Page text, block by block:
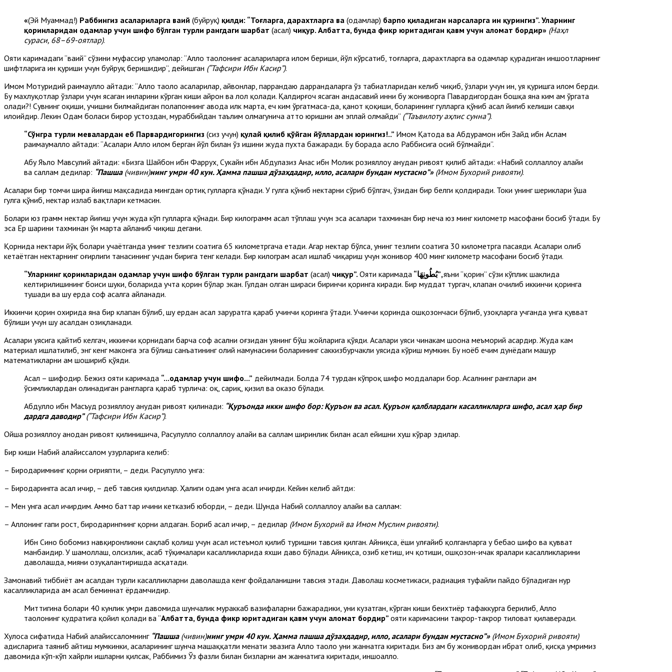
«(Эй Муҳаммад!) Раббингиз асалариларга ваҳий (буйруқ) қилди: “Тоғларга, дарахтларга ва (одамлар) барпо қиладиган нарсаларга ин қурингиз”. Уларнинг
қоринларидан одамлар учун шифо бўлган турли рангдаги шарбат (асал) чиқур. Албатта, бунда фикр юритадиган қавм учун аломат бордир» (Наҳл
сураси, 68–69-оятлар).
Ояти каримадаги “ваҳий” сўзини муфассир уламолар: “Аллоҳ таолонинг асалариларга илҳом бериши, йўл кўрсатиб, тоғларга, дарахтларга ва одамлар қурадиган иншоотларнинг
шифтларига ин қуриши учун буйруқ беришидир”, дейишган (“Тафсири Ибн Касир”).
Имом Мотуридий раҳимаҳуллоҳ айтади: “Аллоҳ таоло асаларилар, ҳайвонлар, паррандаю даррандаларга ўз табиатларидан келиб чиқиб, ўзлари учун ин, уя қуришга илҳом берди.
Бу махлуқотлар ўзлари учун ясаган инларини кўрган киши ҳайрон ва лол қолади. Қалдирғоч ясаган ҳандасавий инни бу жониворга Павардигордан бошқа яна ким ҳам ўргата
олади?! Сувнинг оқиши, учишни билмайдиган полапоннинг ҳавода илк марта, ҳеч ким ўргатмаса-да, қанот қоқиши, боларининг гулларга қўниб асал йиғиб келиши савқи
илоҳийдир. Лекин Одам боласи бирор устоздан, мураббийдан таълим олмагунича ҳатто юришни ҳам эплай олмайди” (“Таъвилоту аҳлис сунна”).
“Сўнгра турли мевалардан еб Парвардигорингиз (сиз учун) қулай қилиб қўйган йўллардан юрингиз!..” Имом Қатода ва Абдураҳмон ибн Зайд ибн Аслам
раҳимаҳумаллоҳ айтади: “Асалари Аллоҳ илҳом берган йўл билан ўз ишини жуда пухта бажаради. Бу борада асло Раббисига осий бўлмайди”.
Абу Яъло Мавсулий айтади: «Бизга Шайбон ибн Фаррух, Сукайн ибн Абдулазиз Анас ибн Молик розияллоҳу анҳудан ривоят қилиб айтади: «Набий соллаллоҳу алайҳи
ва саллам дедилар: “Пашша (чивин)нинг умри 40 кун. Ҳамма пашша дўзахдадир, илло, асалари бундан мустасно”» (Имом Бухорий ривояти).
Асалари бир томчи шира йиғиш мақсадида мингдан ортиқ гулларга қўнади. У гулга қўниб нектарни сўриб бўлгач, ўзидан бир белги қолдиради. Токи унинг шериклари ўша
гулга қўниб, нектар излаб вақтлари кетмасин.
Болари юз грамм нектар йиғиш учун жуда кўп гулларга қўнади. Бир килограмм асал тўплаш учун эса асалари тахминан бир неча юз минг километр масофани босиб ўтади. Бу
эса Ер шарини тахминан ўн марта айланиб чиқиш дегани.
Қорнида нектари йўқ болари учаётганда унинг тезлиги соатига 65 километргача етади. Агар нектар бўлса, унинг тезлиги соатига 30 километрга пасаяди. Асалари олиб
кетаётган нектарнинг оғирлиги танасининг учдан бирига тенг келади. Бир килограм асал ишлаб чиқариш учун жонивор 400 минг километр масофани босиб ўтади.
“Уларнинг қоринларидан одамлар учун шифо бўлган турли рангдаги шарбат (асал) чиқур”. Ояти каримада “بُطُونِهَا”,яъни “қорин” сўзи кўплик шаклида
келтирилишининг боиси шуки, боларида учта қорин бўлар экан. Гулдан олган шираси биринчи қоринга киради. Бир муддат тургач, клапан очилиб иккинчи қоринга
тушади ва шу ерда соф асалга айланади.
Иккинчи қорин охирида яна бир клапан бўлиб, шу ердан асал заруратга қараб учинчи қоринга ўтади. Учинчи қоринда ошқозончаси бўлиб, узоқларга учганда унга қувват
бўлиши учун шу асалдан озиқланади.
Асалари уясига қайтиб келгач, иккинчи қорнидаги барча соф асални оғзидан уянинг бўш жойларига қўяди. Асалари уяси чинакам шоҳона меъморий асардир. Жуда кам
материал ишлатилиб, энг кенг маконга эга бўлиш санъатининг олий намунасини боларининг саккизбурчакли уясида кўриш мумкин. Бу ноёб ечим дунёдаги машҳур
математикларни ҳам шошириб қўяди.
Асал – шифодир. Бежиз ояти каримада “...одамлар учун шифо...” дейилмади. Болда 74 турдан кўпроқ шифо моддалари бор. Асалнинг ранглари ҳам
ўсимликлардан олинадиган рангларга қараб турлича: оқ, сариқ, қизил ва ҳоказо бўлади.
Абдуллоҳ ибн Масъуд розияллоҳу анҳудан ривоят қилинади: “Қуръонда икки шифо бор: Қуръон ва асал. Қуръон қалблардаги касалликларга шифо, асал ҳар бир
дардга даводир” (“Тафсири Ибн Касир”).
Ойша розияллоҳу анҳодан ривоят қилинишича, Расулуллоҳ соллаллоҳу алайҳи ва саллам ширинлик билан асал ейишни хуш кўрар эдилар.
Бир киши Набий алайҳиссалом ҳузурларига келиб:
– Биродаримнинг қорни оғрияпти, – деди. Расулуллоҳ унга:
– Биродарингга асал ичир, – деб тавсия қилдилар. Ҳалиги одам унга асал ичирди. Кейин келиб айтди:
– Мен унга асал ичирдим. Аммо баттар ичини кетказиб юборди, – деди. Шунда Набий соллаллоҳу алайҳи ва саллам:
– Аллоҳнинг гапи рост, биродарингнинг қорни алдаган. Бориб асал ичир, – дедилар (Имом Бухорий ва Имом Муслим ривояти).
Ибн Сино бобомиз навқиронликни сақлаб қолиш учун асал истеъмол қилиб туришни тавсия қилган. Айниқса, ёши улғайиб қолганларга у бебаҳо шифо ва қувват
манбаидир. У шамоллаш, ҳолсизлик, асаб тўқималари касалликларида яхши даво бўлади. Айниқса, озиб кетиш, ич қотиши, ошқозон-ичак яралари касалликларини
даволашда, мияни озуқалантиришда асқатади.
Замонавий тиббиёт ҳам асалдан турли касалликларни даволашда кенг фойдаланишни тавсия этади. Даволаш косметикаси, радиация туфайли пайдо бўладиган нур
касалликларида ҳам асал беминнат ёрдамчидир.
Миттигина болари 40 кунлик умри давомида шунчалик мураккаб вазифаларни бажарадики, уни кузатган, кўрган киши беихтиёр тафаккурга берилиб, Аллоҳ
таолонинг қудратига қойил қолади ва “Албатта, бунда фикр юритадиган қавм учун аломат бордир” ояти каримасини такрор-такрор тиловат қилаверади.
Хулоса сифатида Набий алайҳиссаломнинг “Пашша (чивин)нинг умри 40 кун. Ҳамма пашша дўзахдадир, илло, асалари бундан мустасно”» (Имом Бухорий ривояти)
ҳадисларига таяниб айтиш мумкинки, асаларининг шунча машаққатли меҳнати эвазига Аллоҳ таоло уни жаннатга киритади. Биз ҳам бу жонивордан ибрат олиб, қисқа умримиз
давомида кўп-кўп хайрли ишларни қилсак, Раббимиз Ўз фазли билан бизларни ҳам жаннатига киритади, иншоаллоҳ.